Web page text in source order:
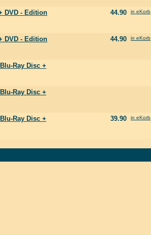
DVD - Edition
44.90 in eKorb
DVD - Edition
44.90 in eKorb
Ray Disc +
Ray Disc +
Ray Disc +
39.90 in eKorb